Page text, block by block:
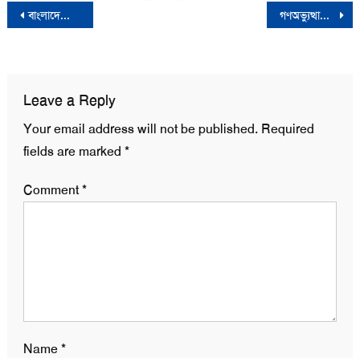
Post
বাংলাদেশের নির্বাচন সুষ্ঠু হয়নি- যুক্তরাষ্ট্র গণঅভ্যুত্থানেই এ সরকারের পতন হবে- ভিপি নুর
Leave a Reply
Your email address will not be published. Required
fields are marked *
Comment*
Name*